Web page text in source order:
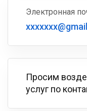
Электронная
Просим
услуг по